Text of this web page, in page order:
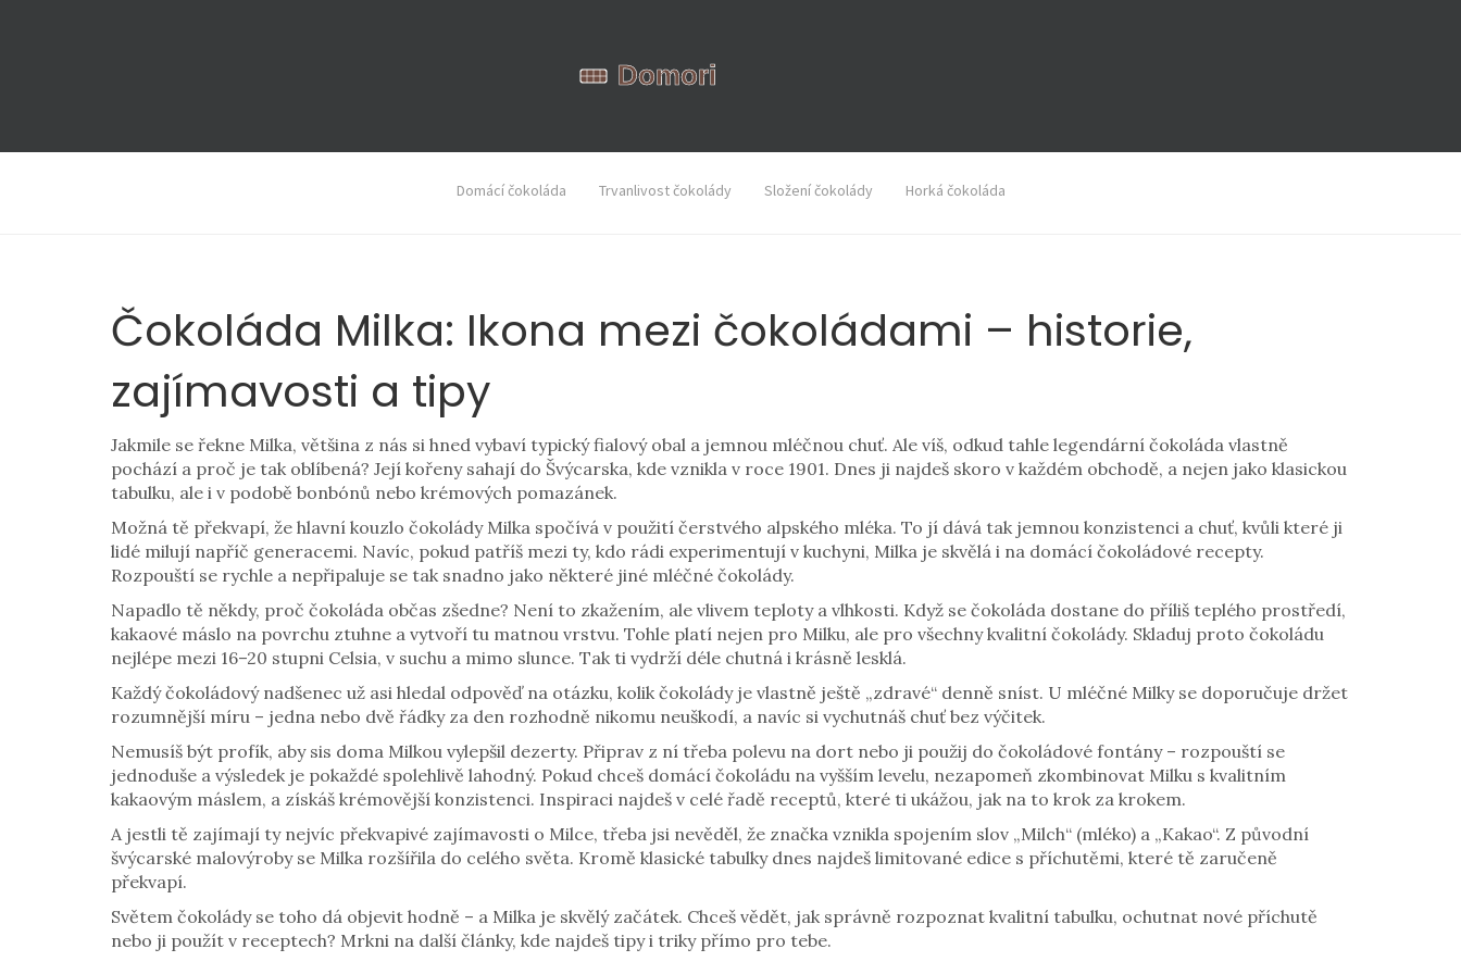
Domácí čokoláda Trvanlivost čokolády Složení čokolády Horká čokoláda
Čokoláda Milka: Ikona mezi čokoládami – historie,
zajímavosti a tipy
Jakmile se řekne Milka, většina z nás si hned vybaví typický fialový obal a jemnou mléčnou chuť. Ale víš, odkud tahle legendární čokoláda vlastně
pochází a proč je tak oblíbená? Její kořeny sahají do Švýcarska, kde vznikla v roce 1901. Dnes ji najdeš skoro v každém obchodě, a nejen jako klasickou
tabulku, ale i v podobě bonbónů nebo krémových pomazánek.
Možná tě překvapí, že hlavní kouzlo čokolády Milka spočívá v použití čerstvého alpského mléka. To jí dává tak jemnou konzistenci a chuť, kvůli které ji
lidé milují napříč generacemi. Navíc, pokud patříš mezi ty, kdo rádi experimentují v kuchyni, Milka je skvělá i na domácí čokoládové recepty.
Rozpouští se rychle a nepřipaluje se tak snadno jako některé jiné mléčné čokolády.
Napadlo tě někdy, proč čokoláda občas zšedne? Není to zkažením, ale vlivem teploty a vlhkosti. Když se čokoláda dostane do příliš teplého prostředí,
kakaové máslo na povrchu ztuhne a vytvoří tu matnou vrstvu. Tohle platí nejen pro Milku, ale pro všechny kvalitní čokolády. Skladuj proto čokoládu
nejlépe mezi 16–20 stupni Celsia, v suchu a mimo slunce. Tak ti vydrží déle chutná i krásně lesklá.
Každý čokoládový nadšenec už asi hledal odpověď na otázku, kolik čokolády je vlastně ještě „zdravé“ denně sníst. U mléčné Milky se doporučuje držet
rozumnější míru – jedna nebo dvě řádky za den rozhodně nikomu neuškodí, a navíc si vychutnáš chuť bez výčitek.
Nemusíš být profík, aby sis doma Milkou vylepšil dezerty. Připrav z ní třeba polevu na dort nebo ji použij do čokoládové fontány – rozpouští se
jednoduše a výsledek je pokaždé spolehlivě lahodný. Pokud chceš domácí čokoládu na vyšším levelu, nezapomeň zkombinovat Milku s kvalitním
kakaovým máslem, a získáš krémovější konzistenci. Inspiraci najdeš v celé řadě receptů, které ti ukážou, jak na to krok za krokem.
A jestli tě zajímají ty nejvíc překvapivé zajímavosti o Milce, třeba jsi nevěděl, že značka vznikla spojením slov „Milch“ (mléko) a „Kakao“. Z původní
švýcarské malovýroby se Milka rozšířila do celého světa. Kromě klasické tabulky dnes najdeš limitované edice s příchutěmi, které tě zaručeně
překvapí.
Světem čokolády se toho dá objevit hodně – a Milka je skvělý začátek. Chceš vědět, jak správně rozpoznat kvalitní tabulku, ochutnat nové příchutě
nebo ji použít v receptech? Mrkni na další články, kde najdeš tipy i triky přímo pro tebe.